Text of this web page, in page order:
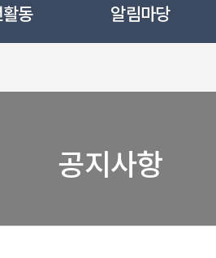
동 알림마당
공지사항